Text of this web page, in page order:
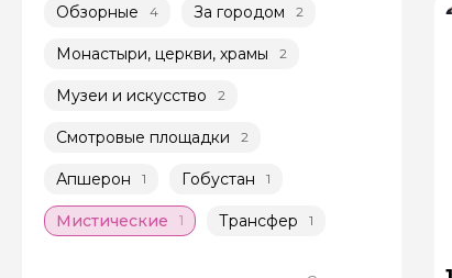
Обзорные 4 За городом 2
Монастыри, церкви, храмы 2
Музеи и искусство 2
Смотровые площадки 2
Апшерон 1 Гобустан 1
Мистические 1 Трансфер 1